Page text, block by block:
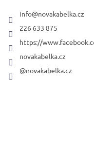
info@novakabelka.cz
226 633 875
https://
novakabelka.cz
@novakabelka.cz